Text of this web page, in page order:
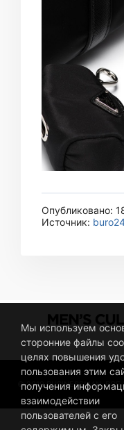
Опубликовано:
Источник:
© 2019 BUSINESSMAN.
Мы используем
сторонние файлы
целях повышения
пользования этим
получения
взаимодействии
пользователей с его